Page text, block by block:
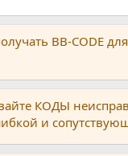
BB-CODE
КОДЫ
и